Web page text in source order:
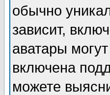
обычно
зависит,
аватары
включена
можете